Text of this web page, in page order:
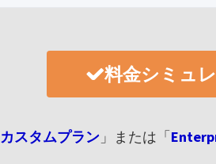
料金シミュ
カスタムプラン 」または「